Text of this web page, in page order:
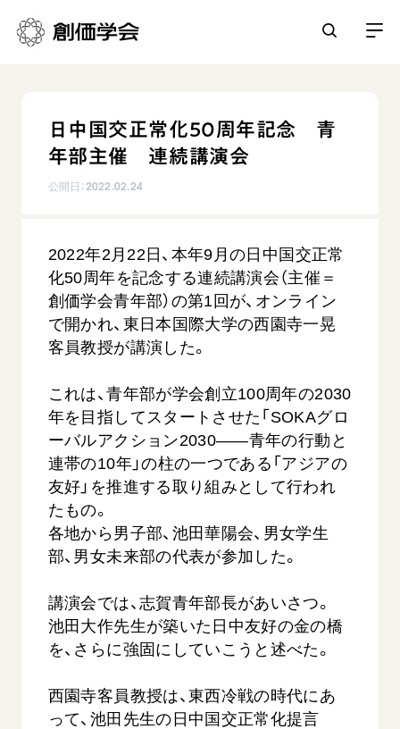
人間革命
日蓮大聖人の仏法（教学入門）
釈尊～法華経
日蓮大聖人
創価学会の三代会長
初代会長・牧口常三郎先生
第2代会長・戸田城聖先生
第3代会長・池田大作先生
日常の活動
座談会
仏法を学ぶ
仏法を語る
主な行事
友人葬
彼岸
「平和の文化」を構築
核兵器の廃絶に向け連帯を拡大
「人権文化」「ジェンダー平等」を促進
「持続可能な開発目標（SDGs）」の取り組み
音楽活動
展示活動
教育本部の活動
図書贈呈
世界の創価学会
各国ウェブサイト
世界の創価学会の歴史
基本情報
創価学会 会則
創価学会 社会憲章
組織・機構
会長・理事長・各部長の紹介
沿革
略年表
関連団体
道府県中心会館
座談会御書ｅ講義
小説『新・人間革命』『人間革命』要旨
御書検索［新版］
関連リンク
創価学会総本部
墓地公園・納骨堂
聖教電子版
聖教ブックストア
soka youth media
Soka Gakkai グローバルサイト
SGIピースサイト
ご意見
ご利用にあたって
SOKA PICKS すべて見る
日中国交正常化50周年記念 青
年部主催 連続講演会
公開日：2022.02.24
2022年2月22日、本年9月の日中国交正常
化50周年を記念する連続講演会（主催＝
創価学会青年部）の第1回が、オンライン
で開かれ、東日本国際大学の西園寺一晃
客員教授が講演した。
これは、青年部が学会創立100周年の2030
年を目指してスタートさせた「SOKAグロ
ーバルアクション2030――青年の行動と
連帯の10年」の柱の一つである「アジアの
友好」を推進する取り組みとして行われ
たもの。
各地から男子部、池田華陽会、男女学生
部、男女未来部の代表が参加した。
講演会では、志賀青年部長があいさつ。
池田大作先生が築いた日中友好の金の橋
を、さらに強固にしていこうと述べた。
西園寺客員教授は、東西冷戦の時代にあ
って、池田先生の日中国交正常化提言